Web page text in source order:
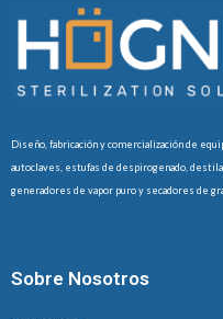
Diseño, fabricación y comercialización de
autoclaves, estufas de despirogenado,
generadores de vapor puro y secadores de
Sobre Nosotros